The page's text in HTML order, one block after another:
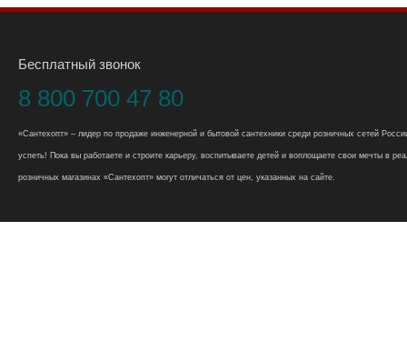
Бесплатный звонок
8 800 700 47 80
«Сантехопт» – лидер по продаже инженерной и бытовой сантехники среди розничных сетей
успеть! Пока вы работаете и строите карьеру, воспитываете детей и воплощаете свои мечты в
розничных магазинах «Сантехопт» могут отличаться от цен, указанных на сайте.